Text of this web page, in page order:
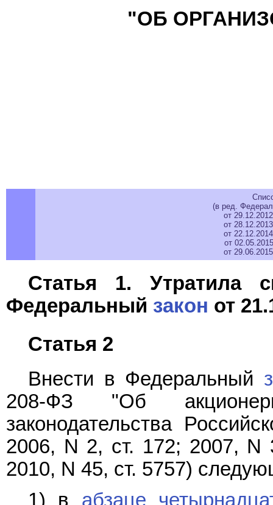
"ОБ
(в ред.
от
от
от
от
от
Статья 1.
Федеральный закон от
Статья 2
Внести в Федеральный
208-ФЗ "Об
законодательства
2006, N 2, ст. 172; 2007, N
2010, N 45, ст. 5757)
1) в абзаце